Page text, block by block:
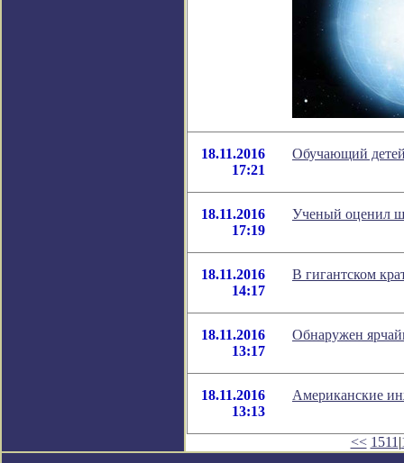
18.11.2016
17:21
Обучающий
18.11.2016
17:19
Ученый оценил
18.11.2016
14:17
В гигантском
18.11.2016
13:17
Обнаружен
18.11.2016
13:13
Американские
<< 1511 |